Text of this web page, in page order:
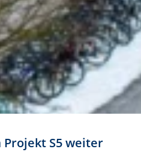
Projekt S5 weiter